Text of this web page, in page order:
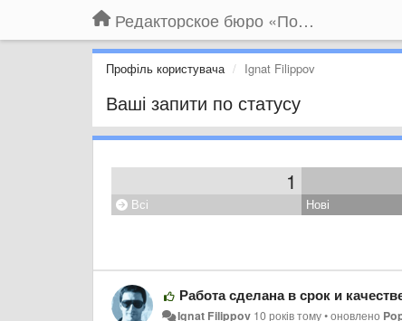
Редакторское бюро «По правилам»
Профіль користувача Ignat Filippov
Ваші запити по статусу
1
Всі Нові
Работа сделана в срок и
Ignat Filippov 10 років тому•оновлено